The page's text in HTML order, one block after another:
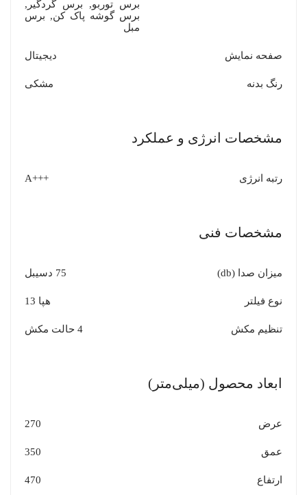
برس توربو, برس گردگیر,
برس گوشه پاک کن, برس
مبل
صفحه نمایش دیجیتال
رنگ بدنه مشکی
مشخصات انرژی و عملکرد
رتبه انرژی +++A
مشخصات فنی
میزان صدا (db) 75 دسیبل
نوع فیلتر هپا 13
تنظیم مکش 4 حالت مکش
ابعاد محصول (میلی‌متر)
عرض 270
عمق 350
ارتفاع 470